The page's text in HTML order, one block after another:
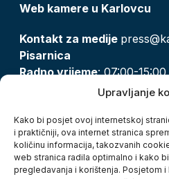
Upravljanje
Kako bi posjet ovoj internetskoj
i praktičniji, ova internet stranica
količinu informacija, takozvanih
web stranica radila optimalno i kako
pregledavanja i korištenja. Posjetom
Web kamere u Karlovcu
Kontakt za medije
Pisarnica
Radno vrijeme: 07:00-15:00
Zaštita osobnih podataka
Pristup informacijama